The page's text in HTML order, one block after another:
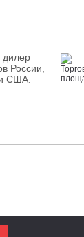
России,
США.